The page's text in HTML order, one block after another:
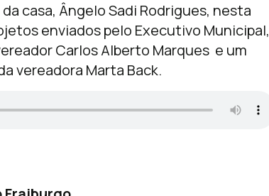
casa, Ângelo Sadi Rodrigues, nesta
enviados pelo Executivo Municipal,
Carlos Alberto Marques e um
vereadora Marta Back.